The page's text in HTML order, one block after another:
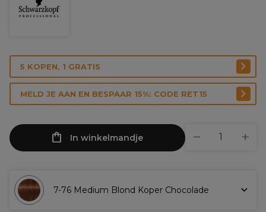
5 KOPEN, 1 GRATIS
MELD JE AAN EN BESPAAR 15%: CODE RET15
In winkelmandje
7-76 Medium Blond Koper Chocolade